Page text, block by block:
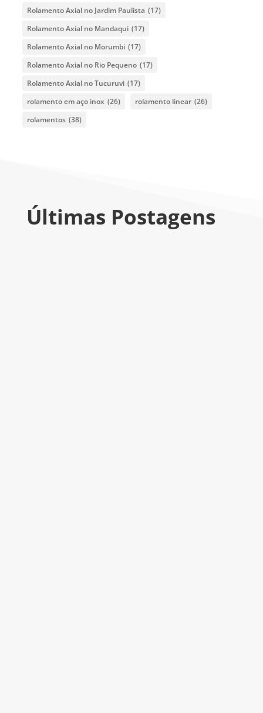
Rolamento Axial no Jardim Paulista (17)
Rolamento Axial no Mandaqui (17)
Rolamento Axial no Morumbi (17)
Rolamento Axial no Rio Pequeno (17)
Rolamento Axial no Tucuruvi (17)
rolamento em aço inox (26) rolamento linear (26)
rolamentos (38)
Últimas Postagens